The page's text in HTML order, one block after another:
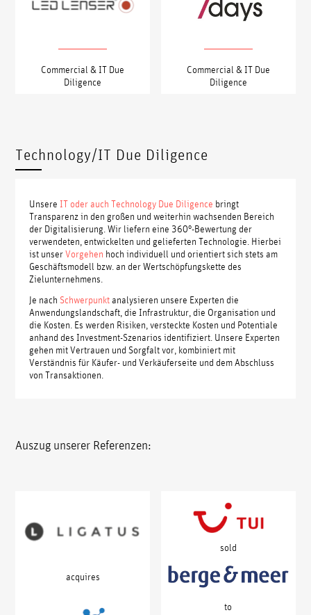
Commercial & IT Due
Diligence
Commercial & IT Due
Diligence
Technology/IT Due Diligence
Unsere IT oder auch Technology Due Diligence bringt
Transparenz in den großen und weiterhin wachsenden Bereich
der Digitalisierung. Wir liefern eine 360°-Bewertung der
verwendeten, entwickelten und gelieferten Technologie. Hierbei
ist unserVorgehen hoch individuell und orientiert sich stets am
Geschäftsmodell bzw. an der Wertschöpfungskette des
Zielunternehmens.
Je nachSchwerpunktanalysieren unsere Experten die
Anwendungslandschaft, die Infrastruktur, die Organisation und
die Kosten. Es werden Risiken, versteckte Kosten und Potentiale
anhand des Investment-Szenarios identifiziert. Unsere Experten
gehen mit Vertrauen und Sorgfalt vor, kombiniert mit
Verständnis für Käufer- und Verkäuferseite und dem Abschluss
von Transaktionen.
Auszug unserer Referenzen:
acquires
sold
to